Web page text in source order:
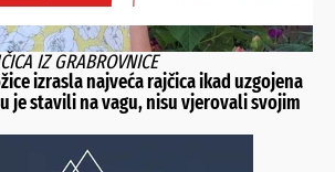
IZ GRABROVNICE
izrasla najveća rajčica ikad uzgojena
je stavili na vagu, nisu vjerovali svojim